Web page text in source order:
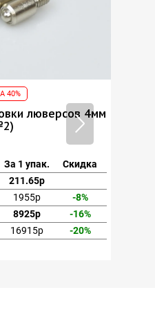
Насадка для установки
Кол-во шт. За 1 шт.
1
10
195.5р
50
178.5р
100
169.15р